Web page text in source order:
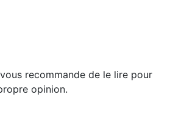
recommande de le lire pour
opinion.